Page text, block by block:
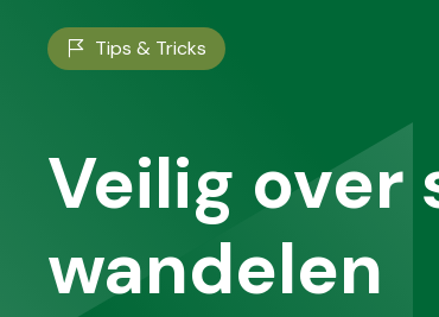
Tips & Tricks
Veilig over
wandelen